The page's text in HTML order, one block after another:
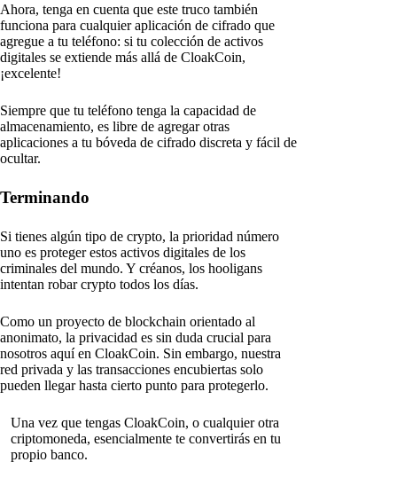
Ahora, tenga en cuenta que este truco también
funciona para cualquier aplicación de cifrado que
agregue a tu teléfono: si tu colección de activos
digitales se extiende más allá de CloakCoin,
¡excelente!
Siempre que tu teléfono tenga la capacidad de
almacenamiento, es libre de agregar otras
aplicaciones a tu bóveda de cifrado discreta y fácil de
ocultar.
Terminando
Si tienes algún tipo de crypto, la prioridad número
uno es proteger estos activos digitales de los
criminales del mundo. Y créanos, los hooligans
intentan robar crypto todos los días.
Como un proyecto de blockchain orientado al
anonimato, la privacidad es sin duda crucial para
nosotros aquí en CloakCoin. Sin embargo, nuestra
red privada y las transacciones encubiertas solo
pueden llegar hasta cierto punto para protegerlo.
Una vez que tengas CloakCoin, o cualquier otra
criptomoneda, esencialmente te convertirás en tu
propio banco.